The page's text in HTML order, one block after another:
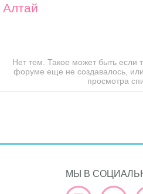
Алтай
Нет тем. Такое может быть если
форуме еще не создавалось,
просмотра
МЫ В